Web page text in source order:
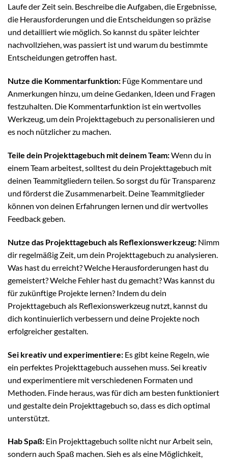
Laufe der Zeit sein. Beschreibe die Aufgaben, die Ergebnisse,
die Herausforderungen und die Entscheidungen so präzise
und detailliert wie möglich. So kannst du später leichter
nachvollziehen, was passiert ist und warum du bestimmte
Entscheidungen getroffen hast.
Nutze die Kommentarfunktion: Füge Kommentare und
Anmerkungen hinzu, um deine Gedanken, Ideen und Fragen
festzuhalten. Die Kommentarfunktion ist ein wertvolles
Werkzeug, um dein Projekttagebuch zu personalisieren und
es noch nützlicher zu machen.
Teile dein Projekttagebuch mit deinem Team:Wenn du in
einem Team arbeitest, solltest du dein Projekttagebuch mit
deinen Teammitgliedern teilen. So sorgst du für Transparenz
und förderst die Zusammenarbeit. Deine Teammitglieder
können von deinen Erfahrungen lernen und dir wertvolles
Feedback geben.
Nutze das Projekttagebuch als Reflexionswerkzeug: Nimm
dir regelmäßig Zeit, um dein Projekttagebuch zu analysieren.
Was hast du erreicht? Welche Herausforderungen hast du
gemeistert? Welche Fehler hast du gemacht? Was kannst du
für zukünftige Projekte lernen? Indem du dein
Projekttagebuch als Reflexionswerkzeug nutzt, kannst du
dich kontinuierlich verbessern und deine Projekte noch
erfolgreicher gestalten.
Sei kreativ und experimentiere: Es gibt keine Regeln, wie
ein perfektes Projekttagebuch aussehen muss. Sei kreativ
und experimentiere mit verschiedenen Formaten und
Methoden. Finde heraus, was für dich am besten funktioniert
und gestalte dein Projekttagebuch so, dass es dich optimal
unterstützt.
Hab Spaß: Ein Projekttagebuch sollte nicht nur Arbeit sein,
sondern auch Spaß machen. Sieh es als eine Möglichkeit,